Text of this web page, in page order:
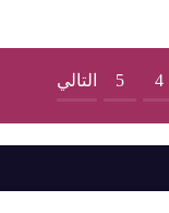
4
5 التالي